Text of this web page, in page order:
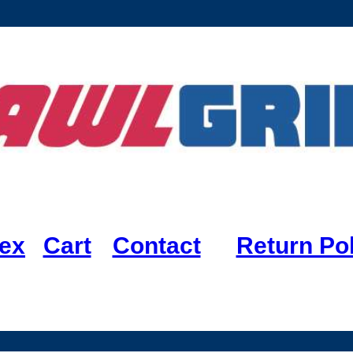
Cart Contact Return